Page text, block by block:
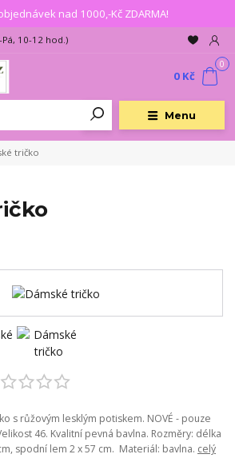
nad 1000,-Kč ZDARMA!
Menu
Pá, 10-12 hod.)
0
0 Kč
tričko
s růžovým lesklým potiskem. NOVÉ - pouze
46. Kvalitní pevná bavlna. Rozměry: délka
spodní lem 2 x 57 cm. Materiál: bavlna. celý